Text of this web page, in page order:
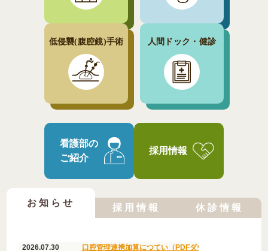
低侵襲(腹腔鏡)手術 人間ドック・健診
看護部の
ご紹介
採用情報
お知らせ 採用情報 休診情報